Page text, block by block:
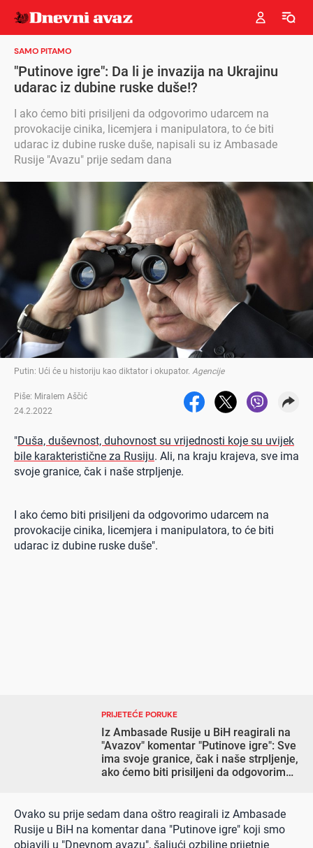
SAMO PITAMO
"Putinove igre": Da li je invazija na Ukrajinu
udarac iz dubine ruske duše!?
I ako ćemo biti prisiljeni da odgovorimo udarcem na
provokacije cinika, licemjera i manipulatora, to će biti
udarac iz dubine ruske duše, napisali su iz Ambasade
Rusije "Avazu" prije sedam dana
Putin: Ući će u historiju kao diktator i okupator. Agencije
Piše: Miralem Aščić
24.2.2022
"Duša, duševnost, duhovnost su vrijednosti koje su uvijek
bile karakteristične za Rusiju. Ali, na kraju krajeva, sve ima
svoje granice, čak i naše strpljenje.
I ako ćemo biti prisiljeni da odgovorimo udarcem na
provokacije cinika, licemjera i manipulatora, to će biti
udarac iz dubine ruske duše".
PRIJETEĆE PORUKE
Iz Ambasade Rusije u BiH reagirali na
"Avazov" komentar "Putinove igre": Sve
ima svoje granice, čak i naše strpljenje,
ako ćemo biti prisiljeni da odgovorimo,
Ovako su prije sedam dana oštro reagirali iz Ambasade
Rusije u BiH na komentar dana "Putinove igre" koji smo
objavili u "Dnevnom avazu", šaljući ozbiljne prijetnje